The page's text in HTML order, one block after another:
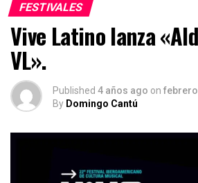
FESTIVALES
Vive Latino lanza
VL».
Published 4 años ago on febrero
By Domingo Cantú